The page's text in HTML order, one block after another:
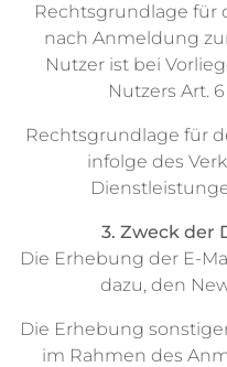
Rechtsgrundlage für
nach Anmeldung
Nutzer ist bei
Nutzers Art. 6
Rechtsgrundlage für
infolge des
3. Zweck der
Die Erhebung der E-
dazu, den
Die Erhebung
im Rahmen des